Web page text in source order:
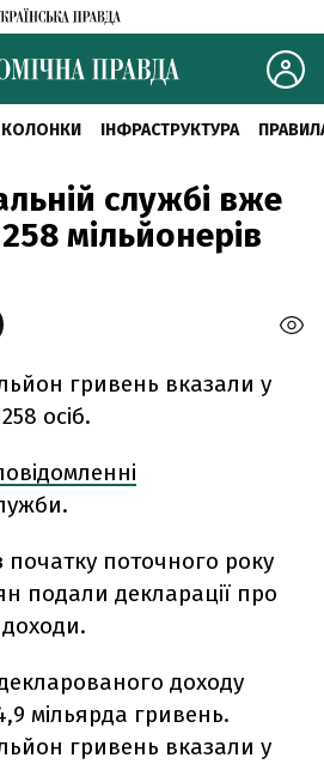
КОЛОНКИ ІНФРАСТРУКТУРА
службі вже
мільйонерів
гривень вказали у
осіб.
початку поточного року
подали декларації про
доходу
мільярда гривень.
гривень вказали у